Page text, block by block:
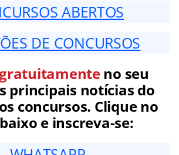
ABERTOS
DE CONCURSOS
gratuitamenteno seu
principais notícias do
concursos. Clique no
e inscreva-se: